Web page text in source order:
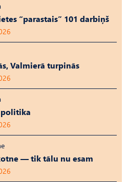
“parastais” 101 darbiņš
Valmierā turpinās
— tik tālu nu esam